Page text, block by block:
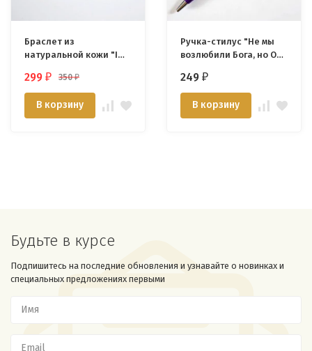
Браслет из
натуральной кожи "I
цвета/
299 ₽ 350₽
В корзину
Ручка-стилус "Не мы
возлюбили Бога, но Он
Фиолетовый/
249 ₽
В корзину
Будьте в курсе
Подпишитесь на последние обновления и узнавайте о новинках и
специальных предложениях первыми